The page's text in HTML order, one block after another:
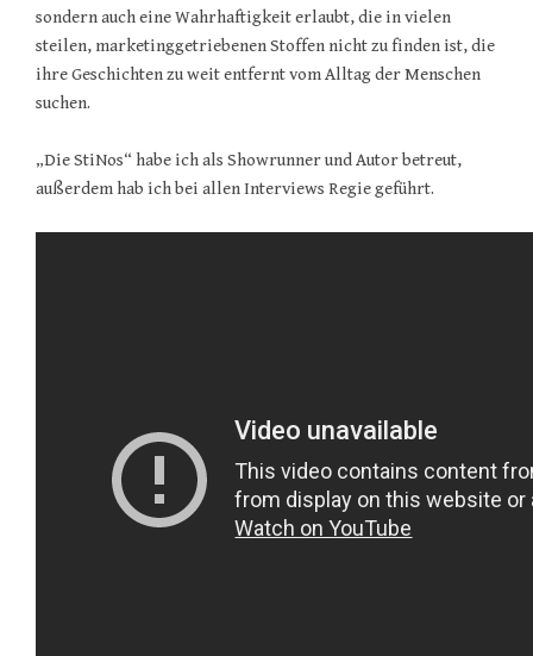
sondern auch eine Wahrhaftigkeit erlaubt, die in vielen
steilen, marketinggetriebenen Stoffen nicht zu finden ist, die
ihre Geschichten zu weit entfernt vom Alltag der Menschen
suchen.
„Die StiNos“ habe ich als Showrunner und Autor betreut,
außerdem hab ich bei allen Interviews Regie geführt.